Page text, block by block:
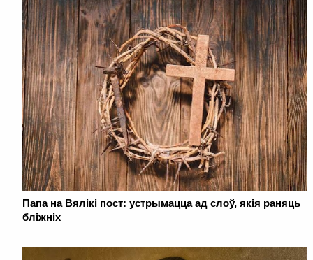
Папа на Вялікі пост: устрымацца ад слоў, якія раняць
бліжніх